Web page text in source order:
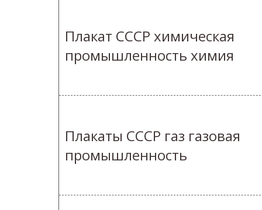
Плакат СССР химическая
промышленность химия
Плакаты СССР газ газовая
промышленность